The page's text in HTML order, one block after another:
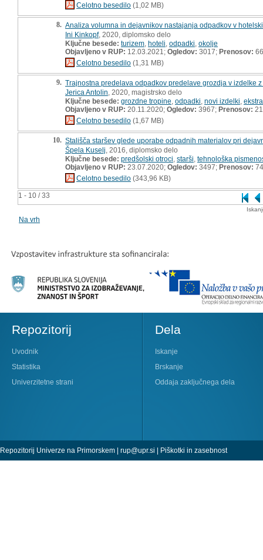
1 - 10 / 33
Celotno besedilo (1,02 MB)
8. Analiza volumna in dejavnikov nastajanja odpadkov v
Ini Kinkopf, 2020, diplomsko delo
Ključne besede: turizem hoteli odpadki okolje
Objavljeno v RUP: 12.03.2021; Ogledov: 3017; Prenosov: 66
Celotno besedilo (1,31 MB)
9. Trajnostna predelava odpadkov predelave grozdja v izdelke
Jerica Antolin , 2020, magistrsko delo
Ključne besede: grozdne tropine odpadki novi izdelki
Objavljeno v RUP: 20.11.2020; Ogledov: 3967; Prenosov:
Celotno besedilo (1,67 MB)
10. Stališča staršev glede uporabe odpadnih materialov pri
Špela Kuselj , 2016, diplomsko delo
Ključne besede: predšolski otroci starši tehnološka
Objavljeno v RUP: 23.07.2020; Ogledov: 3497; Prenosov: 74
Celotno besedilo (343,96 KB)
Na vrh
Repozitorij
Uvodnik
Statistika
Univerzitetne strani
Dela
Iskanje
Brskanje
Oddaja zaključnega dela
Repozitorij Univerze na Primorskem | rup@upr.si | Piškotki in zasebnost